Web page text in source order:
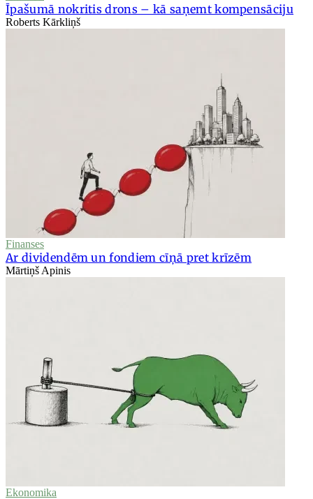
Īpašumā nokritis drons – kā saņemt kompensāciju
Roberts Kārkliņš
Finanses
Ar dividendēm un fondiem cīņā pret krīzēm
Mārtiņš Apinis
Ekonomika